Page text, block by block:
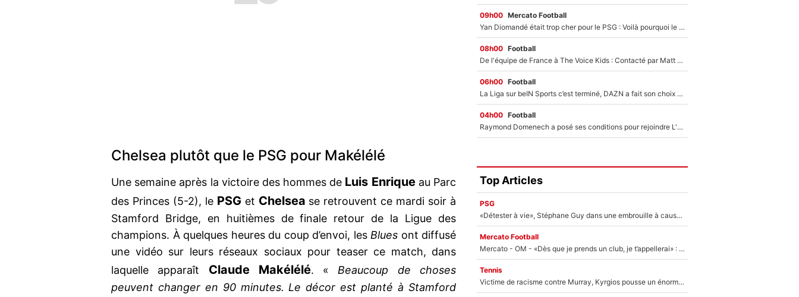
Chelsea plutôt que le PSG pour Makélélé
Une semaine après la victoire des hommes de Luis Enriqueau Parc
des Princes (5-2), le PSGet Chelsea se retrouvent ce mardi soir à
Stamford Bridge, en huitièmes de finale retour de la Ligue des
champions. À quelques heures du coup d’envoi, les Blues ont diffusé
une vidéo sur leurs réseaux sociaux pour teaser ce match, dans
laquelle apparaît Claude Makélélé. «Beaucoup de choses
peuvent changer en 90 minutes. Le décor est planté à Stamford
09h00 Mercato Football
Yan Diomandé était trop cher pour le PSG : Voilà pourquoi le Real Madrid a accepté de payer la somme record de 140M€ pour boucler son transfert !
08h00 Football
De l'équipe de France à The Voice Kids : Contacté par Matt Pokora, Kylian Mbappé a accepté de jouer un rôle inédit sur TF1 !
06h00 Football
La Liga sur beIN Sports c’est terminé, DAZN a fait son choix pour Benjamin Da Silva et Omar Da Fonseca !
04h00 Football
Raymond Domenech a posé ses conditions pour rejoindre L'EQUIPE du Soir : Il refuse de faire l'émission avec un autre chroniqueur !
Top Articles
PSG
«Détester à vie», Stéphane Guy dans une embrouille à cause du PSG !
Mercato Football
Mercato - OM - «Dès que je prends un club, je t’appellerai» : La promesse de Marcelino au moment de claquer la porte
Tennis
Victime de racisme contre Murray, Kyrgios pousse un énorme coup de gueule !